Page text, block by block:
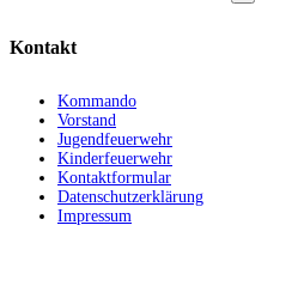
Kontakt
Kommando
Vorstand
Jugendfeuerwehr
Kinderfeuerwehr
Kontaktformular
Datenschutzerklärung
Impressum